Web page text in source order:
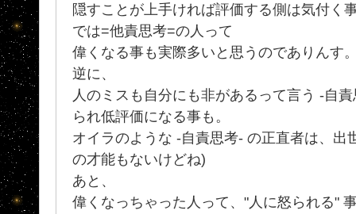
隠すことが上手ければ評価する側は気付く
では=他責思考=の人って
偉くなる事も実際多いと思うのでありんす
逆に、
人のミスも自分にも非があるって言う -自
られ低評価になる事も。
オイラのような -自責思考- の正直者は、出
の才能もないけどね)
あと、
偉くなっちゃった人って、"人に怒られる"